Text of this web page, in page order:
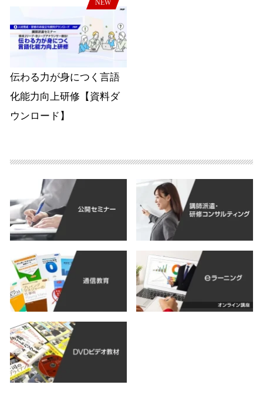
NEW
伝わる力が身につく言語
化能力向上研修【資料ダ
ウンロード】